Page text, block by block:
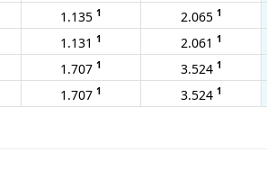
1.135 1 2.065 1
1.131 1 2.061 1
1.707 1 3.524 1
1.707 1 3.524 1